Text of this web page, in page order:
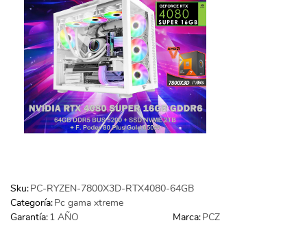
Crear una cuenta
Ingresar
Contacto
PROCESADORES (117)
OPTICOS (5)
MOUSE (218)
MULTIFUNCIONALES (114)
IMPRESORA DE AMPLIO FORMATO (PLOTTER)
MEMORIAS (667)
GAMES (24)
TELEFONIA
Sku:PC-RYZEN-7800X3D-RTX4080-64GB
Categoría:Pc gama xtreme
Garantía:1 AÑO Marca:PCZ